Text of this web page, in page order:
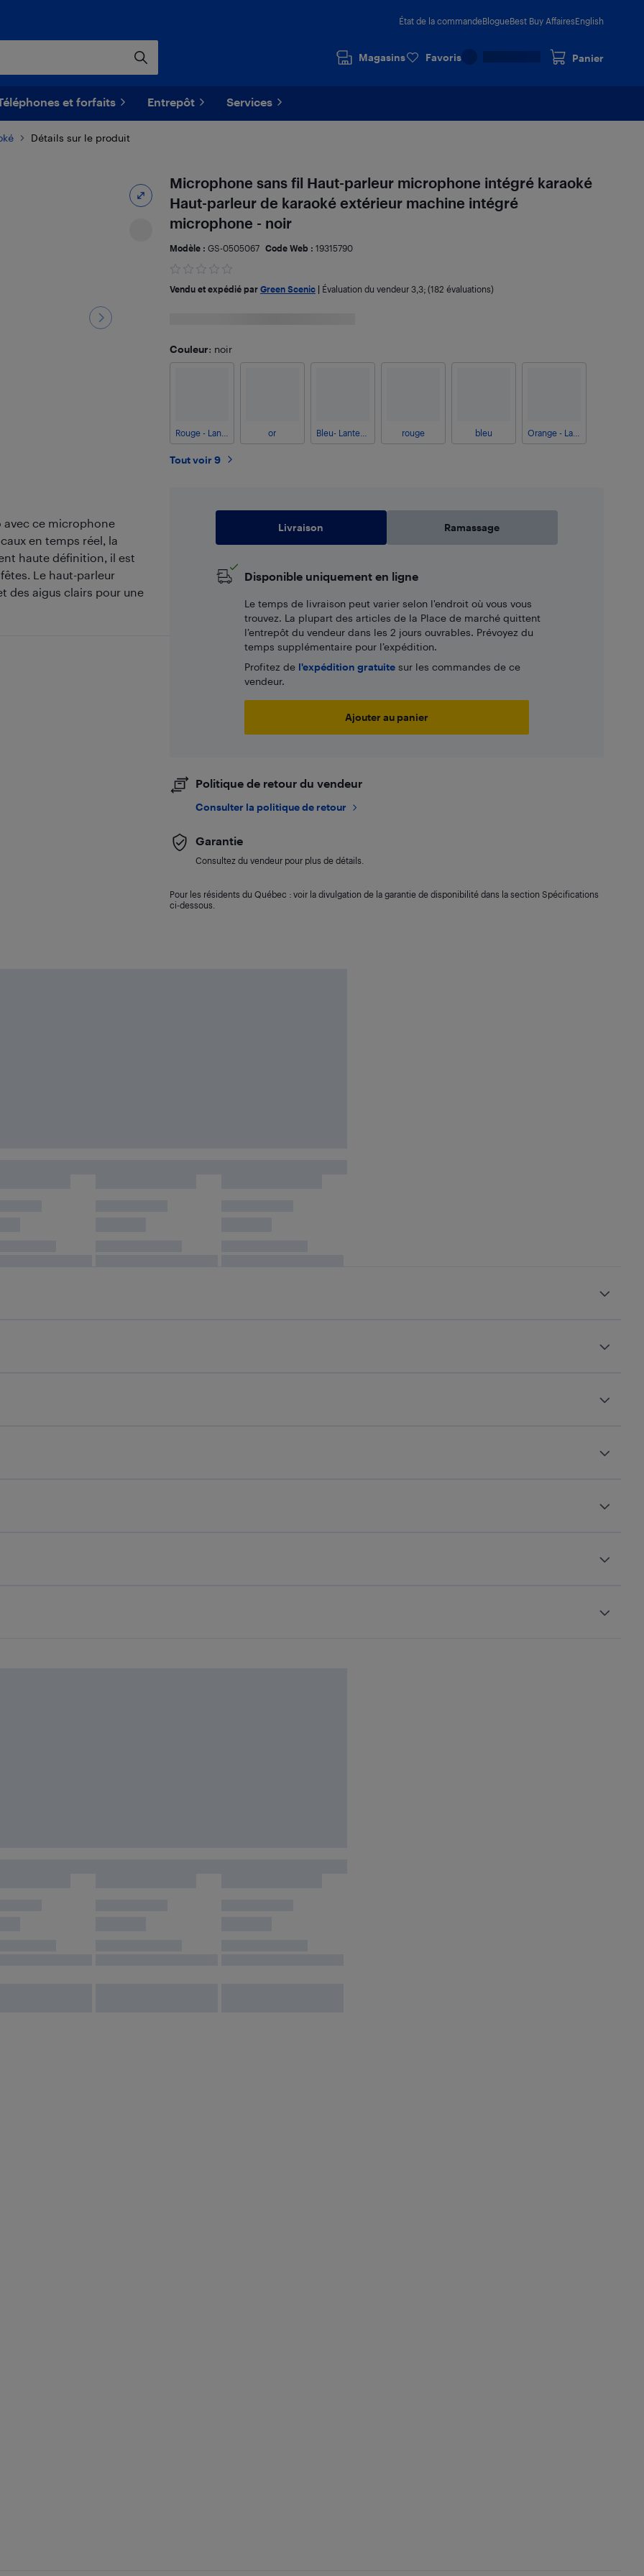
État de la commandeBlogueBest Buy AffairesEnglish
Magasins Favoris Panier
et forfaits Entrepôt Services
Détails sur le produit
avec ce microphone
en temps réel, la
haute définition, il est
Le haut-parleur
des aigus clairs pour une
Microphone sans fil Haut-parleur microphone intégré karaoké
Haut-parleur de karaoké extérieur machine intégré
microphone - noir
Modèle : GS-0505067 Code Web : 19315790
Vendu et expédié par Green Scenic| Évaluation du vendeur 3,3; (182 évaluations)
Couleur: noir
Rouge - Lanternes or Bleu- Lanternes rouge bleu Orange - Lanternes
Tout voir 9
Livraison Ramassage
Disponible uniquement en ligne
Le temps de livraison peut varier selon l'endroit où vous vous
trouvez. La plupart des articles de la Place de marché quittent
l’entrepôt du vendeur dans les 2 jours ouvrables. Prévoyez du
temps supplémentaire pour l’expédition.
Profitez de l'expédition gratuitesur les commandes de ce
vendeur.
Ajouter au panier
Politique de retour du vendeur
Consulter la politique de retour
Garantie
Consultez du vendeur pour plus de détails.
Pour les résidents du Québec : voir la divulgation de la garantie de disponibilité dans la section Spécifications
ci-dessous.